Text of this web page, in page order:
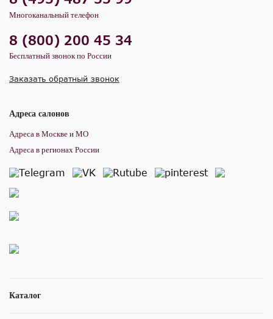
Каталог
Многоканальный телефон
8 (800) 200 45 34
Бесплатный звонок по России
Заказать обратный звонок
Адреса салонов
Адреса в Москве и МО
Адреса в регионах России